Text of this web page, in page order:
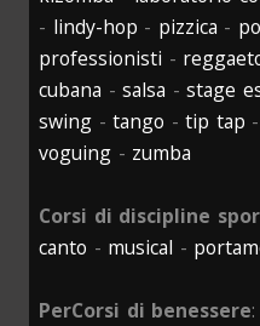
- lindy-hop - pizzica -
professionisti -
cubana -salsa -stage
swing -tango -tip tap
voguing - zumba
Corsi di discipline
canto - musical -
PerCorsi di benessere: